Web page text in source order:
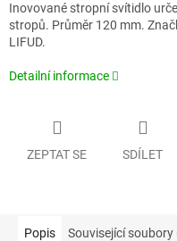
Inovované stropní svítidlo
stropů. Průměr 120 mm.
LIFUD.
Detailní informace
ZEPTAT SE SDÍLET
Popis Související soubory